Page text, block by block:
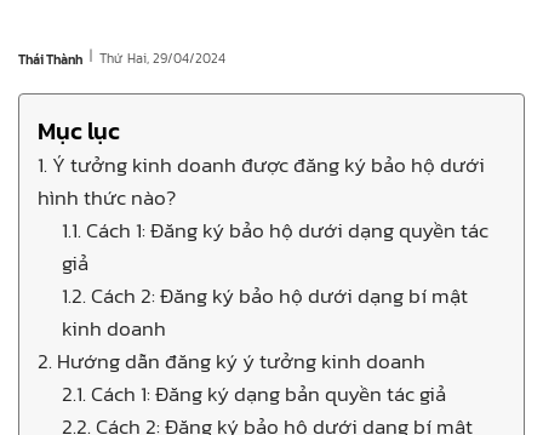
Thái Thành | Thứ Hai, 29/04/2024
Mục lục
1. Ý tưởng kinh doanh được đăng ký bảo hộ dưới
hình thức nào?
1.1. Cách 1: Đăng ký bảo hộ dưới dạng quyền tác
giả
1.2. Cách 2: Đăng ký bảo hộ dưới dạng bí mật
kinh doanh
2. Hướng dẫn đăng ký ý tưởng kinh doanh
2.1. Cách 1: Đăng ký dạng bản quyền tác giả
2.2. Cách 2: Đăng ký bảo hộ dưới dạng bí mật